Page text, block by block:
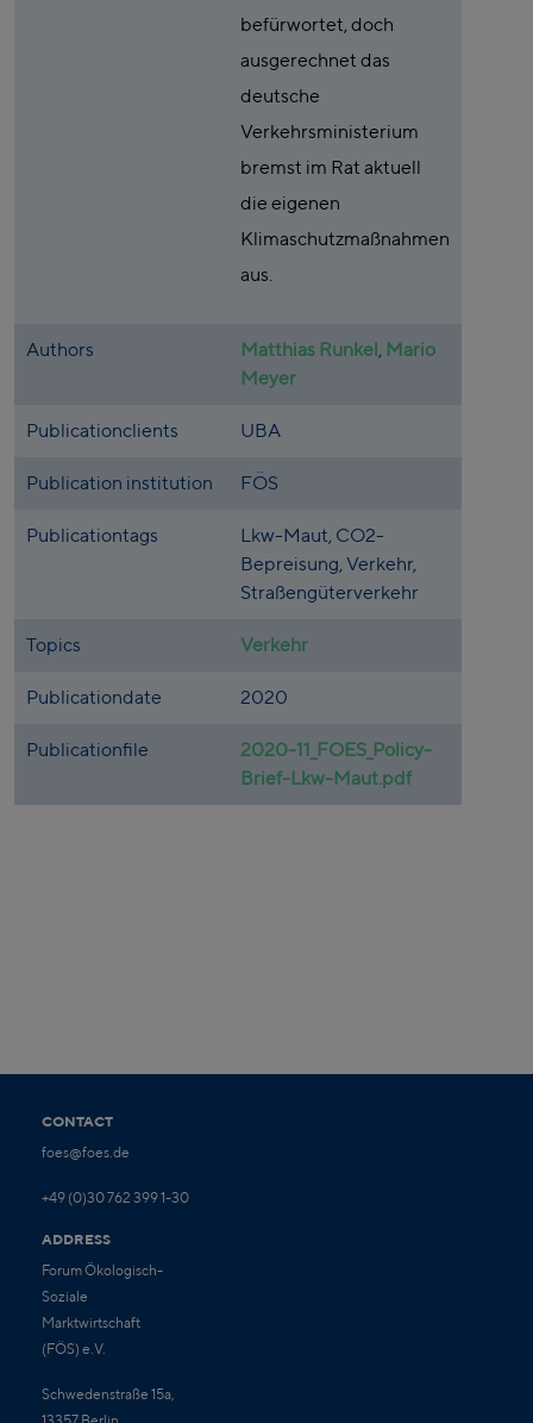
befürwortet, doch
ausgerechnet das
deutsche
Verkehrsministerium
bremst im Rat aktuell
die eigenen
Klimaschutzmaßnahmen
aus.
Authors Matthias Runkel , Mario
Meyer
Publicationclients UBA
Publication institution FÖS
Publicationtags
Lkw-Maut, CO2-
Bepreisung, Verkehr,
Straßengüterverkehr
Topics Verkehr
Publicationdate 2020
Publicationfile
2020-11_FOES_Policy-
Brief-Lkw-Maut.pdf
CONTACT
foes@foes.de
+49 (0)30 762 399 1-30
ADDRESS
Forum Ökologisch-
Soziale
Marktwirtschaft
(FÖS) e.V.
Schwedenstraße 15a,